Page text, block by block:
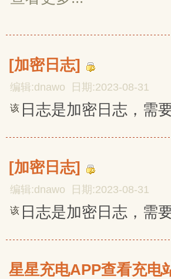
[加密日志]
编辑:dnawo 日期:2023-08-31
该 日志是加密日志，需
[加密日志]
编辑:dnawo 日期:2023-08-31
该 日志是加密日志，需
星星充电APP查看充电